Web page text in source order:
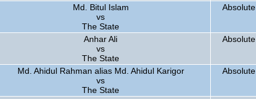
Md. Bitul Islam
vs
The State
Absolute
Anhar Ali
vs
The State
Absolute
Md. Ahidul Rahman alias Md. Ahidul Karigor
vs
The State
Absolute